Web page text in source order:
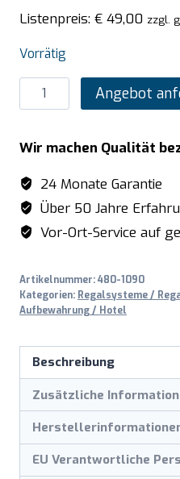
Listenpreis: € 49,00 zzgl.
Vorrätig
SARO
Alu-
mit
Kunstoffrosten
475x798mm
Menge
Angebot
Wir machen Qualität
24 Monate Garantie
Über 50 Jahre
Vor-Ort-Service auf
Artikelnummer:480-1090
Kategorien: Regalsysteme /
Aufbewahrung / Hotel
Beschreibung
Zusätzliche
EU Verantwortliche